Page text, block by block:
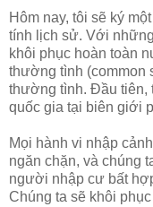
Hôm nay, tôi sẽ ký
tính lịch sử. Với
khôi phục hoàn toàn
thường tình (common
thường tình. Đầu tiên,
quốc gia tại biên giới
Mọi hành vi nhập
ngăn chặn, và chúng
người nhập cư bất
Chúng ta sẽ khôi